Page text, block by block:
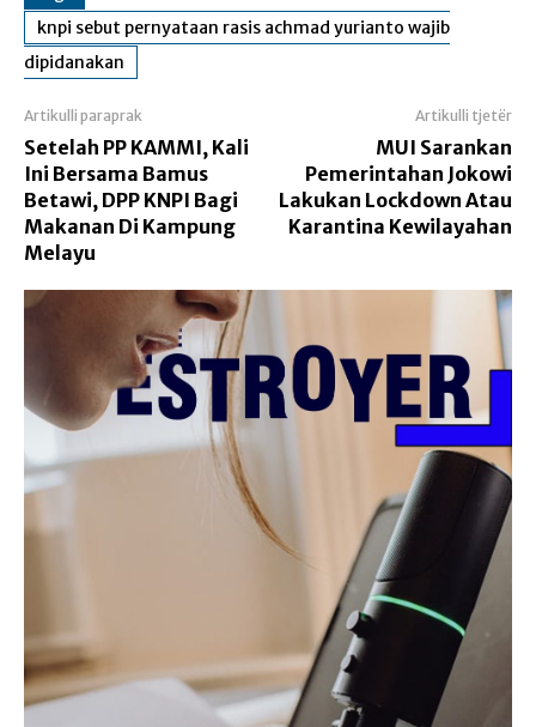
knpi sebut pernyataan rasis achmad yurianto wajib
dipidanakan
Artikulli paraprak
Setelah PP KAMMI, Kali
Ini Bersama Bamus
Betawi, DPP KNPI Bagi
Makanan Di Kampung
Melayu
Artikulli tjetër
MUI Sarankan
Pemerintahan Jokowi
Lakukan Lockdown Atau
Karantina Kewilayahan